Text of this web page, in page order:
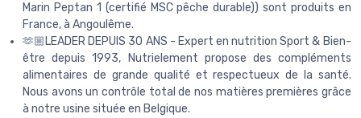
Marin Peptan 1 (certifié MSC pêche durable)) sont produits en
France, à Angoulême.
🫶🏼LEADER DEPUIS 30 ANS - Expert en nutrition Sport & Bien-
être depuis 1993, Nutrielement propose des compléments
alimentaires de grande qualité et respectueux de la santé.
Nous avons un contrôle total de nos matières premières grâce
à notre usine située en Belgique.